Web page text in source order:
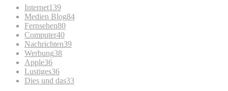
Internet139
Medien Blog84
Fernsehen80
Computer40
Nachrichten39
Werbung38
Apple36
Lustiges36
Dies und das33